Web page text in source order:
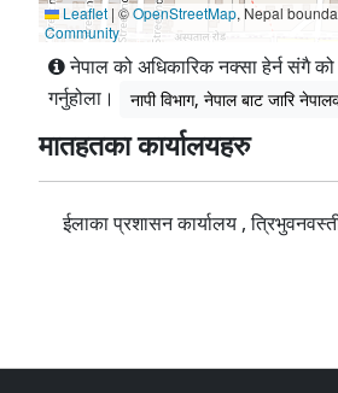
Leaflet | ©OpenStreetMap, Nepal
Community
नेपाल को अधिकारिक नक्सा हेर्न संगै
गर्नुहोला।
नापी विभाग, नेपाल बाट जारि
मातहतका कार्यालयहरु
ईलाका प्रशासन कार्यालय ,